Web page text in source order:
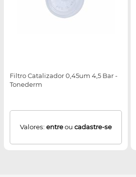
Filtro Catalizador 0,45um 4,5 Bar -
Tonederm
Valores: entreou cadastre-se